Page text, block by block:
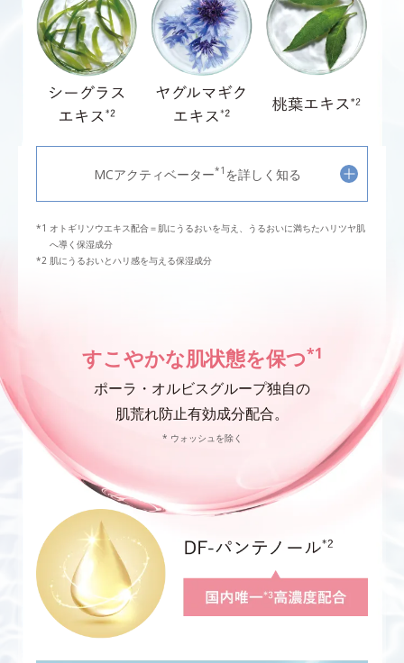
MCアクティベーター*1 を詳しく知る
オトギリソウエキス配合＝肌にうるおいを与え、うるおいに満ちたハリツヤ肌
へ導く保湿成分
肌にうるおいとハリ感を与える保湿成分
すこやかな肌状態を保つ*1
ポーラ・オルビスグループ独自の
肌荒れ防止有効成分配合。
* ウォッシュを除く